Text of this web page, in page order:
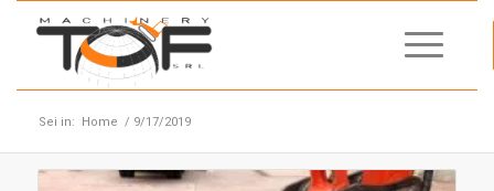
Sei in: Home / 9/17/2019